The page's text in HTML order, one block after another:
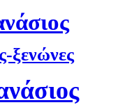
ξενώνες